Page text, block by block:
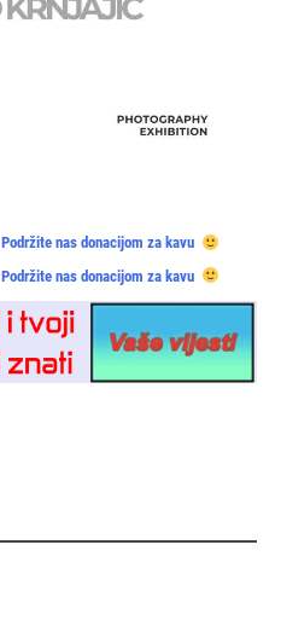
Podržite nas donacijom za kavu
Podržite nas donacijom za kavu